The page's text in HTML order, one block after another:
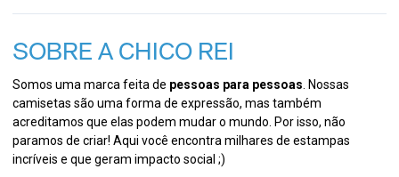
SOBRE A CHICO REI
Somos uma marca feita de pessoas para pessoas . Nossas
camisetas são uma forma de expressão, mas também
acreditamos que elas podem mudar o mundo. Por isso, não
paramos de criar! Aqui você encontra milhares de estampas
incríveis e que geram impacto social ;)